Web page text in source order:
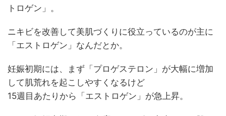
トロゲン」。
ニキビを改善して美肌づくりに役立っているのが主に
「エストロゲン」なんだとか。
妊娠初期には、まず「プロゲステロン」が大幅に増加
して肌荒れを起こしやすくなるけど
15週目あたりから「エストロゲン」が急上昇。